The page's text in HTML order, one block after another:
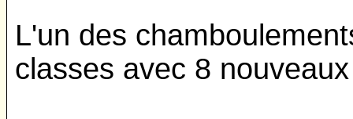
L'un des
classes avec 8